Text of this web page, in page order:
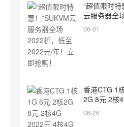
“超值限时特
云服务器全
至2022元/年
购！
06-01
香港CTG 1核
2G 8元 2核4G 2022元 4
06-26